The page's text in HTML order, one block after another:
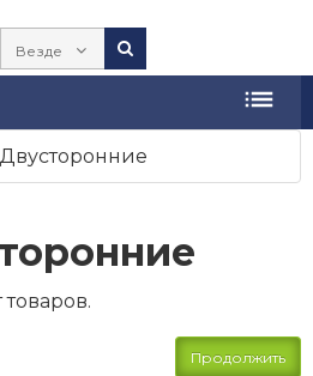
Везде
Двусторонние
Продолжить